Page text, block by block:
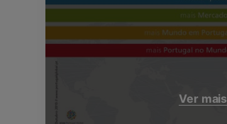
Ver mais